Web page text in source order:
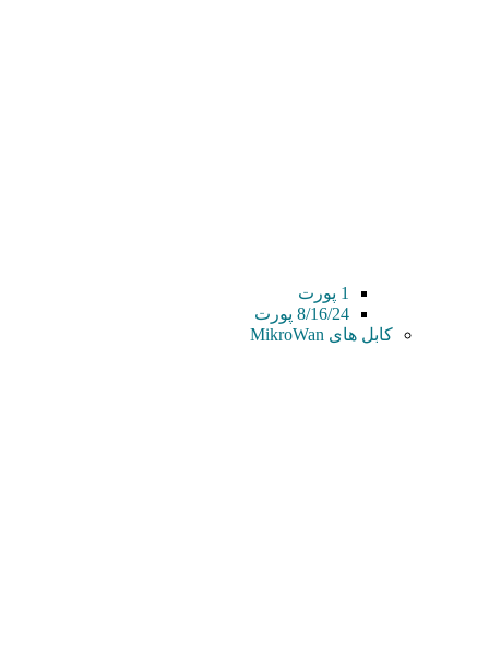
1 پورت
8/16/24 پورت
کابل های MikroWan